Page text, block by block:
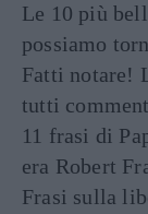
Le 10 più
possiamo
Fatti notare!
tutti
11 frasi di
era Robert
Frasi sulla